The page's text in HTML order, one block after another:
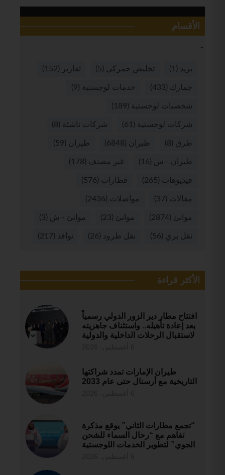
الأقسام
بريد (1) تخليص جمركي (5) تقارير (152)
جمارك (433) خدمات لوجستية (9)
شخصيات لوجستية (189)
شركات لوجستية (61) شركات ناشئة (8)
طرق (8) طيران (6848) طيران (59)
طيران - ش (16) غير مصنف (178)
فيديوهات (265) قطارات (576)
مقالات (37) مواصلات (2436)
موانئ (2874) موانئ (23) موانئ - ش (3)
نقل بري (56) نقل طرود (26) نوافذ (217)
الأكثر قراءة
افتتاح مطار دير الزور الدولي رسمياً
بعد إعادة تأهيله.. واستئناف جاهزيته
لاستقبال الرحلات الداخلية والدولية
طيران الإمارات تمدد شراكتها
التاريخية مع أرسنال حتى عام 2033
“تجمع مطارات الثاني” يوقع مذكرة
تفاهم مع “رحال السماء للشحن
الجوي” لتطوير الخدمات اللوجستية